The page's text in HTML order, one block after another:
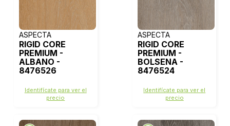
ASPECTA
RIGID CORE
PREMIUM -
ALBANO -
8476526
Identifícate para ver el
precio
ASPECTA
RIGID CORE
PREMIUM -
BOLSENA -
8476524
Identifícate para ver el
precio